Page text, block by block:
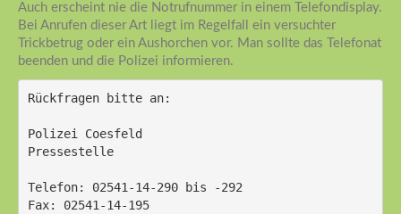
Auch erscheint nie die Notrufnummer in einem Telefondisplay.
Bei Anrufen dieser Art liegt im Regelfall ein versuchter
Trickbetrug oder ein Aushorchen vor. Man sollte das Telefonat
beenden und die Polizei informieren.
Rückfragen bitte an:
Polizei Coesfeld
Pressestelle
Telefon: 02541-14-290 bis -292
Fax: 02541-14-195